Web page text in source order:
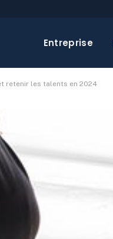
Entreprise
retenir les talents en 2024